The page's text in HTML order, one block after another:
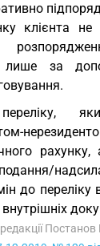
клієнта не
лише за
до